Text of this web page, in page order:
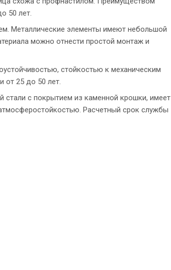
50 лет.
Металлические элементы имеют небольшой
можно отнести простой монтаж и
стойкостью к механическим
от 25 до 50 лет.
стали с покрытием из каменной крошки, имеет
Расчетный срок службы